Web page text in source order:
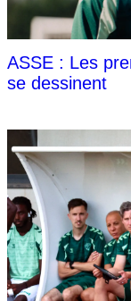
ASSE : Les
se dessinent